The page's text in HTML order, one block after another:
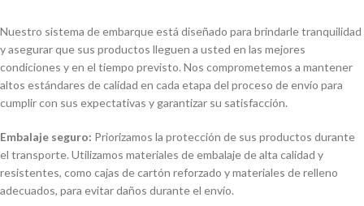
Nuestro sistema de embarque está diseñado para brindarle tranquilidad
y asegurar que sus productos lleguen a usted en las mejores
condiciones y en el tiempo previsto. Nos comprometemos a mantener
altos estándares de calidad en cada etapa del proceso de envío para
cumplir con sus expectativas y garantizar su satisfacción.
Embalaje seguro: Priorizamos la protección de sus productos durante
el transporte. Utilizamos materiales de embalaje de alta calidad y
resistentes, como cajas de cartón reforzado y materiales de relleno
adecuados, para evitar daños durante el envío.